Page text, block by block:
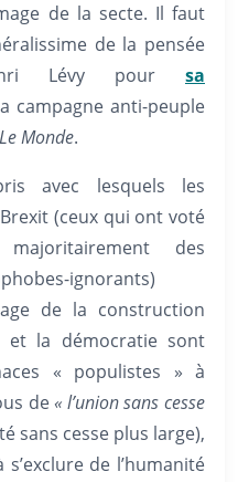
de la secte. Il faut
de la pensée
Lévy pour sa
campagne anti-peuple
Le Monde.
avec lesquels les
(ceux qui ont voté
des
ignorants)
de la construction
et la démocratie sont
« populistes » à
de« l’unionsans cesse
sans cesse plus large),
de l’humanité